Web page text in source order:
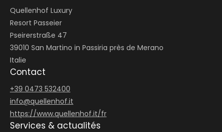
Quellenhof Luxury
Resort Passeier
Pseirerstraße 47
39010 San Martino in Passiria près de Merano
Italie
Contact
+39 0473 532400
info@quellenhof.it
https://www.quellenhof.it/fr
Services & actualités